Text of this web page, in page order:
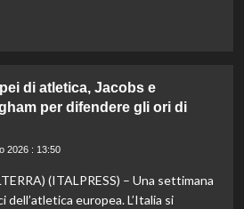
di atletica, Jacobs e
per difendere gli ori di
2026 : 13:50
(ITALPRESS) – Una settimana
europea. L’Italia si